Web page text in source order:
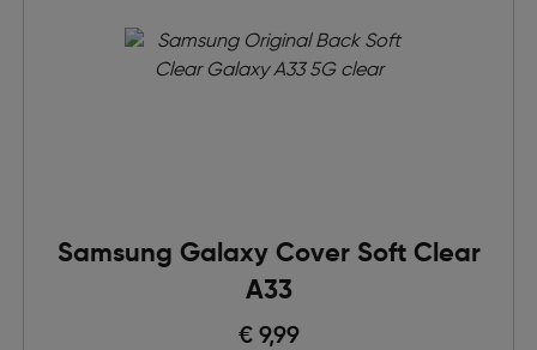
Samsung Galaxy Cover Soft Clear
A33
€ 9,99